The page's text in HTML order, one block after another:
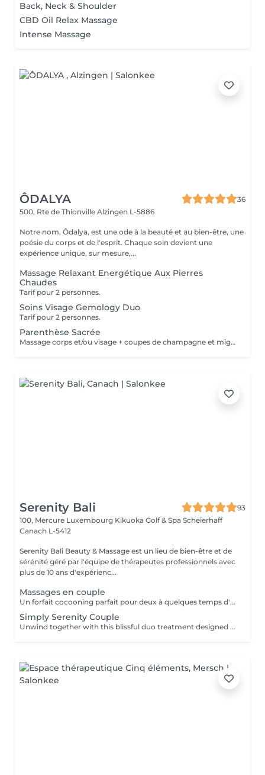
Back, Neck & Shoulder
CBD Oil Relax Massage
Intense Massage
ÔDALYA
36
500, Rte de Thionville Alzingen L-5886
Notre nom, Ôdalya, est une ode à la beauté et au bien-être, une
poésie du corps et de l'esprit. Chaque soin devient une
expérience unique, sur mesure,...
Massage Relaxant Energétique Aux Pierres
Chaudes
Tarif pour 2 personnes.
Soins Visage Gemology Duo
Tarif pour 2 personnes.
Parenthèse Sacrée
Massage corps et/ou visage + coupes de champagne et mignardises sucrées.
Serenity Bali
93
100, Mercure Luxembourg Kikuoka Golf & Spa Scheierhaff
Canach L-5412
Serenity Bali Beauty & Massage est un lieu de bien-être et de
sérénité géré par l'équipe de thérapeutes professionnels avec
plus de 10 ans d'expérienc...
Massages en couple
Un forfait cocooning parfait pour deux à quelques temps d'arrêt bien mérités et pour passer du temps de qualité ensemble. Prenez un être cher et faites-vous plaisir.
Simply Serenity Couple
Unwind together with this blissful duo treatment designed for a couple. Begin with a 45 minutes full body massage to ease tension, improve circulation, and restore balance. Then enjoy a 30 minutes simply facial treatment, tailored to your skin type, featuring cleansing, gentle exfoliation, a shooting facial massage, and refreshing mask, leaving your skin glowing and hydrated.